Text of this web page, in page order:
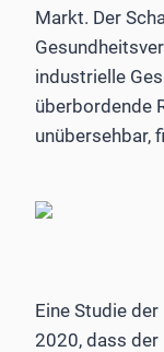
Markt. Der
industrielle
überbordende
unübersehbar,
Eine Studie
2020, dass